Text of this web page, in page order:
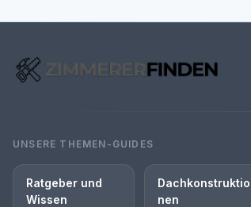
UNSERE THEMEN-GUIDES
Ratgeber und
Wissen
Dachkonstruktio
nen